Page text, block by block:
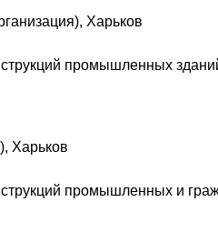
Харьков
Харьков